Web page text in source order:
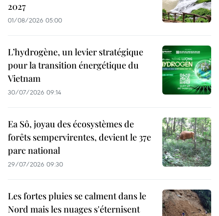
2027
01/08/2026 05:00
L’hydrogène, un levier stratégique
pour la transition énergétique du
Vietnam
30/07/2026 09:14
Ea Sô, joyau des écosystèmes de
forêts sempervirentes, devient le 37e
parc national
29/07/2026 09:30
Les fortes pluies se calment dans le
Nord mais les nuages s'éternisent